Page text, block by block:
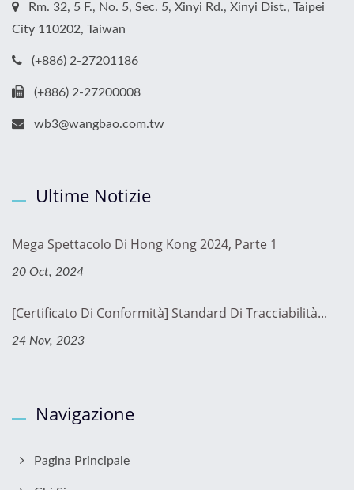
Rm. 32, 5 F., No. 5, Sec. 5, Xinyi Rd., Xinyi Dist., Taipei
City 110202, Taiwan
(+886) 2-27201186
(+886) 2-27200008
wb3@wangbao.com.tw
Ultime Notizie
Mega Spettacolo Di Hong Kong 2024, Parte 1
20 Oct, 2024
[Certificato Di Conformità] Standard Di Tracciabilità...
24 Nov, 2023
Navigazione
Pagina Principale